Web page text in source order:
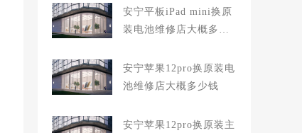
安宁平板iPad mini换原
装电池维修店大概多少
安宁苹果12pro换原装电
池维修店大概多少钱
安宁苹果12pro换原装主